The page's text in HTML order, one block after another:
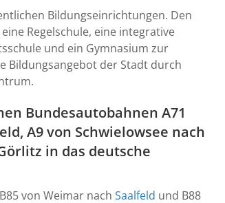
Bildungseinrichtungen. Den
Regelschule, eine integrative
und ein Gymnasium zur
Bildungsangebot der Stadt durch
Bundesautobahnen A71
A9 von Schwielowsee nach
in das deutsche
von Weimar nach Saalfeld und B88